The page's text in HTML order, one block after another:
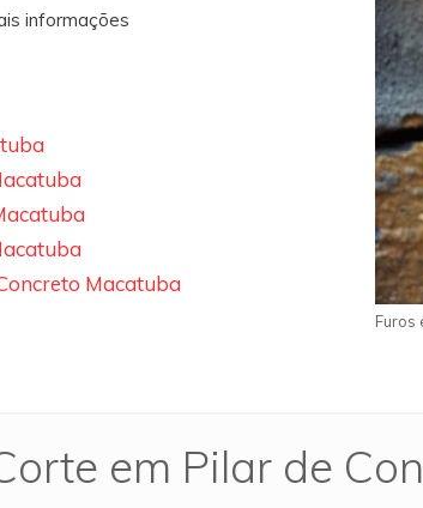
informações
Macatuba
Furos
em Pilar de